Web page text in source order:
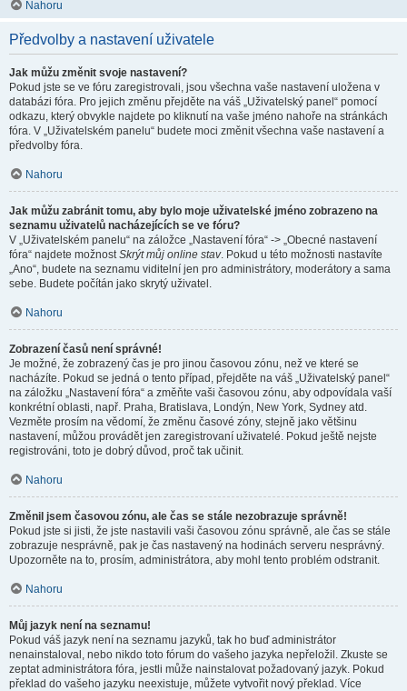
Nahoru
Předvolby a nastavení uživatele
Jak můžu změnit svoje nastavení?
Pokud jste se ve fóru zaregistrovali, jsou všechna vaše nastavení uložena v
databázi fóra. Pro jejich změnu přejděte na váš „Uživatelský panel“ pomocí
odkazu, který obvykle najdete po kliknutí na vaše jméno nahoře na stránkách
fóra. V „Uživatelském panelu“ budete moci změnit všechna vaše nastavení a
předvolby fóra.
Nahoru
Jak můžu zabránit tomu, aby bylo moje uživatelské jméno zobrazeno na
seznamu uživatelů nacházejících se ve fóru?
V „Uživatelském panelu“ na záložce „Nastavení fóra“ -> „Obecné nastavení
fóra“ najdete možnostSkrýt můj online stav. Pokud u této možnosti nastavíte
„Ano“, budete na seznamu viditelní jen pro administrátory, moderátory a sama
sebe. Budete počítán jako skrytý uživatel.
Nahoru
Zobrazení časů není správné!
Je možné, že zobrazený čas je pro jinou časovou zónu, než ve které se
nacházíte. Pokud se jedná o tento případ, přejděte na váš „Uživatelský panel“
na záložku „Nastavení fóra“ a změňte vaši časovou zónu, aby odpovídala vaší
konkrétní oblasti, např. Praha, Bratislava, Londýn, New York, Sydney atd.
Vezměte prosím na vědomí, že změnu časové zóny, stejně jako většinu
nastavení, můžou provádět jen zaregistrovaní uživatelé. Pokud ještě nejste
registrováni, toto je dobrý důvod, proč tak učinit.
Nahoru
Změnil jsem časovou zónu, ale čas se stále nezobrazuje správně!
Pokud jste si jisti, že jste nastavili vaši časovou zónu správně, ale čas se stále
zobrazuje nesprávně, pak je čas nastavený na hodinách serveru nesprávný.
Upozorněte na to, prosím, administrátora, aby mohl tento problém odstranit.
Nahoru
Můj jazyk není na seznamu!
Pokud váš jazyk není na seznamu jazyků, tak ho buď administrátor
nenainstaloval, nebo nikdo toto fórum do vašeho jazyka nepřeložil. Zkuste se
zeptat administrátora fóra, jestli může nainstalovat požadovaný jazyk. Pokud
překlad do vašeho jazyku neexistuje, můžete vytvořit nový překlad. Více